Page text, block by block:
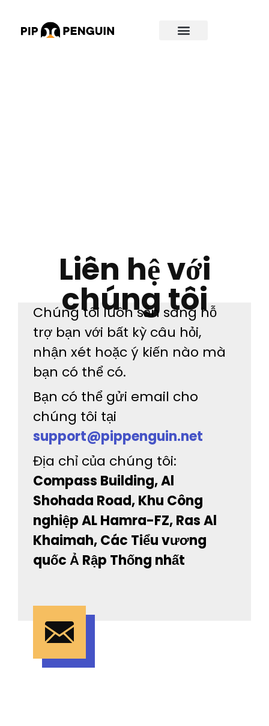
Liên hệ với
chúng tôi
Chúng tôi luôn sẵn sàng hỗ
trợ bạn với bất kỳ câu hỏi,
nhận xét hoặc ý kiến nào mà
bạn có thể có.
Bạn có thể gửi email cho
chúng tôi tại
support@pippenguin.net
Địa chỉ của chúng tôi:
Compass Building, Al
Shohada Road, Khu Công
nghiệp AL Hamra-FZ, Ras Al
Khaimah, Các Tiểu vương
quốc Ả Rập Thống nhất